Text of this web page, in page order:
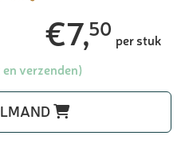
€7,50 per stuk
verzenden)